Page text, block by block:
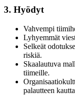
3. Hyödyt
Vahvempi
Lyhyemmät
Selkeät
riskiä.
Skaalautuva
tiimeille.
palautteen